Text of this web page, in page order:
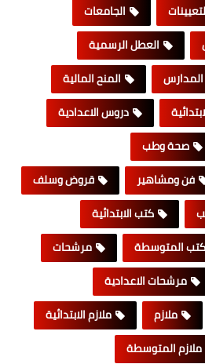
الجامعات
العطل الرسمية
المدارس
المنح المالية
دروس الاعدادية
صحة وطب
فن ومشاهير
قروض وسلف
كتب الابتدائية
كتب المتوسطة
مرشحات
مرشحات الاعدادية
ملازم
ملازم الابتدائية
ملازم المتوسطة